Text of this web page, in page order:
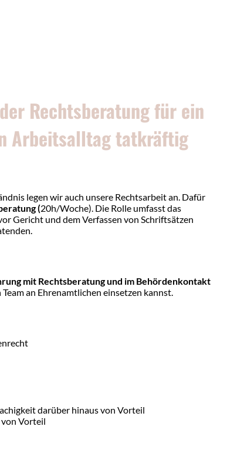
Rechtsberatung für ein
Arbeitsalltag tatkräftig
legen wir auch unsere Rechtsarbeit an. Dafür
(20h/Woche). Die Rolle umfasst das
Gericht und dem Verfassen von Schriftsätzen
mit Rechtsberatung und im Behördenkontakt
an Ehrenamtlichen einsetzen kannst.
darüber hinaus von Vorteil
Vorteil